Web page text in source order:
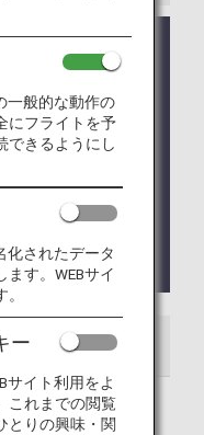
ステムの対外国境
ータ収集は段階的
一般的な動作の
にフライトを予
できるようにし
化されたデータ
す。WEBサイ
ー
サイト利用をよ
これまでの閲覧
とりの興味・関